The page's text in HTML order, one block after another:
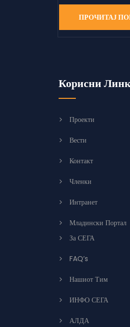
ПРОЧИТАЈ
Корисни
Проекти
Вести
Контакт
Членки
Интранет
Младински Портал
За СЕГА
FAQ’s
Нашиот Тим
ИНФО СЕГА
АЛДА